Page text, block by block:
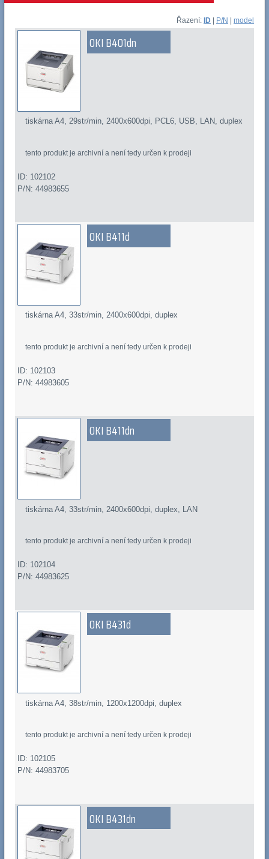
Řazení: ID P/N |model
OKI B401dn
tiskárna A4, 29str/min, 2400x600dpi, PCL6, USB, LAN, duplex
tento produkt je archivní a není tedy určen k prodeji
ID: 102102
P/N: 44983655
OKI B411d
tiskárna A4, 33str/min, 2400x600dpi, duplex
tento produkt je archivní a není tedy určen k prodeji
ID: 102103
P/N: 44983605
OKI B411dn
tiskárna A4, 33str/min, 2400x600dpi, duplex, LAN
tento produkt je archivní a není tedy určen k prodeji
ID: 102104
P/N: 44983625
OKI B431d
tiskárna A4, 38str/min, 1200x1200dpi, duplex
tento produkt je archivní a není tedy určen k prodeji
ID: 102105
P/N: 44983705
OKI B431dn